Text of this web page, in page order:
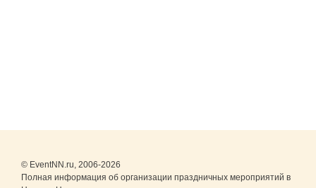
© EventNN.ru, 2006-2026
Полная информация об организации праздничных мероприятий в